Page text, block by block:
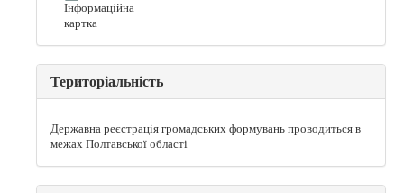
Інформаційна
картка
Територіальність
Державна реєстрація громадських формувань проводиться в
межах Полтавської області